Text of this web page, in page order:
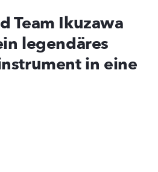
Team Ikuzawa
legendäres
in eine